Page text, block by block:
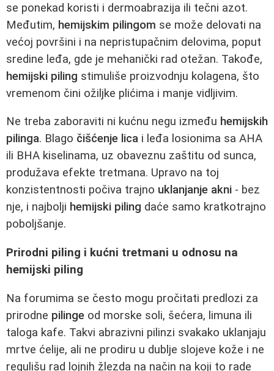
se ponekad koristi i dermoabrazija ili tečni azot.
Međutim, hemijskim pilingom se može delovati na
većoj površini i na nepristupačnim delovima, poput
sredine leđa, gde je mehanički rad otežan. Takođe,
hemijski piling stimuliše proizvodnju kolagena, što
vremenom čini ožiljke plićima i manje vidljivim.
Ne treba zaboraviti ni kućnu negu između hemijskih
pilinga. Blago čišćenje lica i leđa losionima sa AHA
ili BHA kiselinama, uz obaveznu zaštitu od sunca,
produžava efekte tretmana. Upravo na toj
konzistentnosti počiva trajno uklanjanje akni - bez
nje, i najbolji hemijski piling daće samo kratkotrajno
poboljšanje.
Prirodni piling i kućni tretmani u odnosu na
hemijski piling
Na forumima se često mogu pročitati predlozi za
prirodne pilinge od morske soli, šećera, limuna ili
taloga kafe. Takvi abrazivni pilinzi svakako uklanjaju
mrtve ćelije, ali ne prodiru u dublje slojeve kože i ne
regulišu rad lojnih žlezda na način na koji to rade